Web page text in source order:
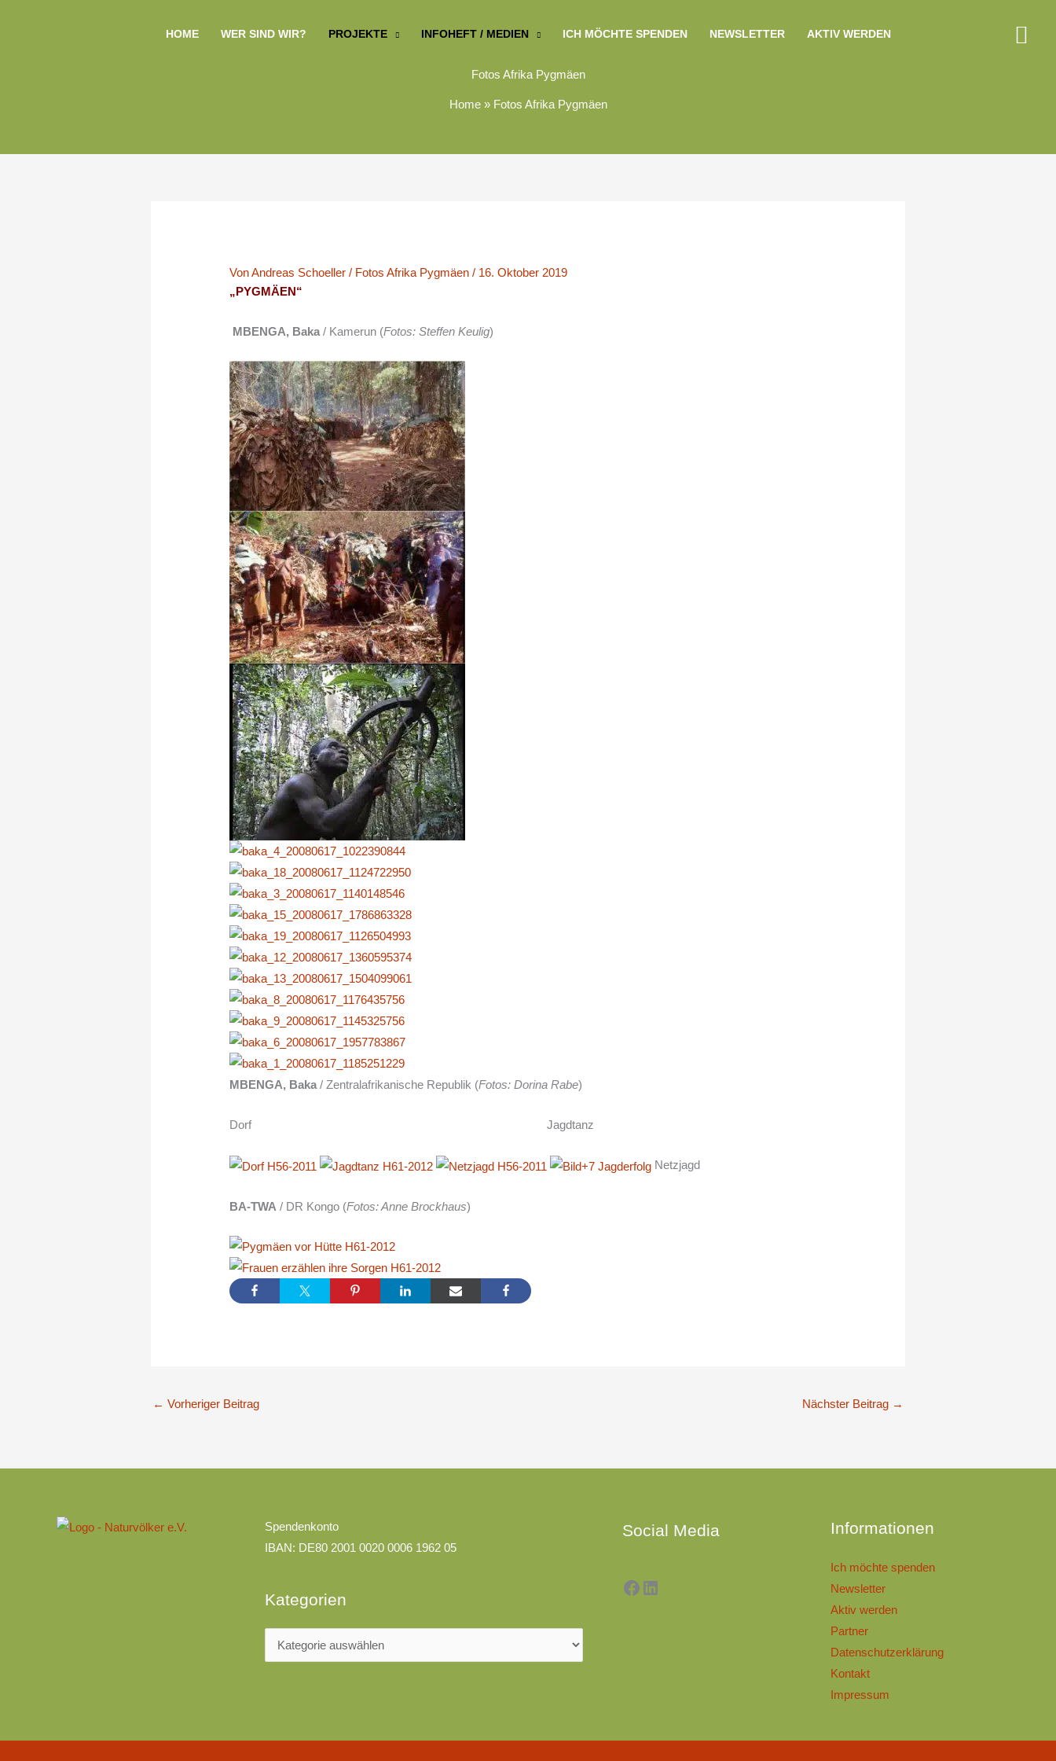
HOME WER SIND WIR? PROJEKTE INFOHEFT / MEDIEN ICH MÖCHTE SPENDEN NEWSLETTER AKTIV WERDEN
Fotos Afrika Pygmäen
Home » Fotos Afrika Pygmäen
VonAndreas Schoeller/ Fotos Afrika Pygmäen / 16. Oktober 2019
„PYGMÄEN“
MBENGA, Baka / Kamerun (Fotos: Steffen Keulig)
MBENGA, Baka / Zentralafrikanische Republik (Fotos: Dorina Rabe)
Dorf Jagdtanz
Netzjagd
BA-TWA / DR Kongo (Fotos: Anne Brockhaus)
← Vorheriger Beitrag Nächster Beitrag →
Spendenkonto
IBAN: DE80 2001 0020 0006 1962 05
Kategorien
Kategorien Social Media Informationen
Ich möchte spenden
Newsletter
Aktiv werden
Partner
Datenschutzerklärung
Kontakt
Impressum